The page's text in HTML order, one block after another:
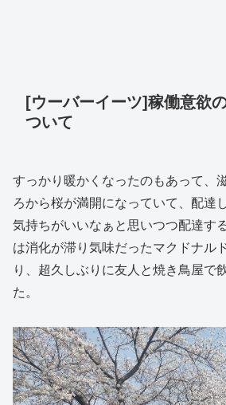
[ウーバーイーツ]稼働意欲
ついて
すっかり暖かくなったのもあって、
ろから桜が満開になっていて、配達
気持ちがいいなぁと思いつつ配達す
は消化が滞り気味だったマクドナル
り、超久しぶりに友人と焼き鳥屋で
た。